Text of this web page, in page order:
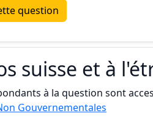
question
suisse et à
à la question sont
Gouvernementales